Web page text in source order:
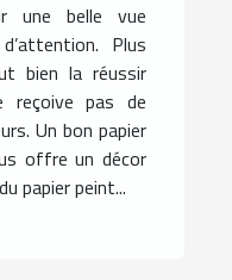
une belle vue
Plus
bien la réussir
reçoive pas de
Un bon papier
offre un décor
papier peint...